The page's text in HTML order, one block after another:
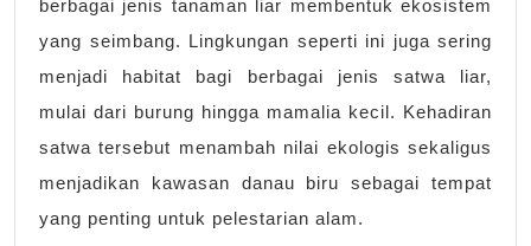
berbagai jenis tanaman liar membentuk ekosistem
yang seimbang. Lingkungan seperti ini juga sering
menjadi habitat bagi berbagai jenis satwa liar,
mulai dari burung hingga mamalia kecil. Kehadiran
satwa tersebut menambah nilai ekologis sekaligus
menjadikan kawasan danau biru sebagai tempat
yang penting untuk pelestarian alam.